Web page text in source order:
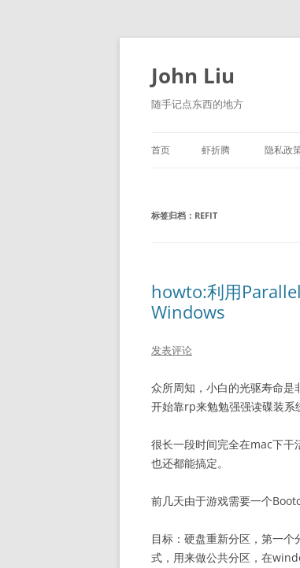
跳
文
John Liu
随手记点东西的地方
首页 虾折腾 隐私政
标签归档： REFIT
howto:利用
Windows
发表评论
众所周知，小白的光驱寿命
开始靠rp来勉勉强强读碟装系
很长一段时间完全在mac下干
也还都能搞定。
前几天由于游戏需要一个
目标：硬盘重新分区，第一
式，用来做公共分区，在